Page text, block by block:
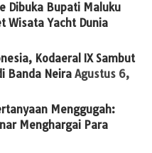
Dibuka Bupati Maluku
Wisata Yacht Dunia
Kodaeral IX Sambut
Banda Neira Agustus 6,
Menggugah:
Menghargai Para